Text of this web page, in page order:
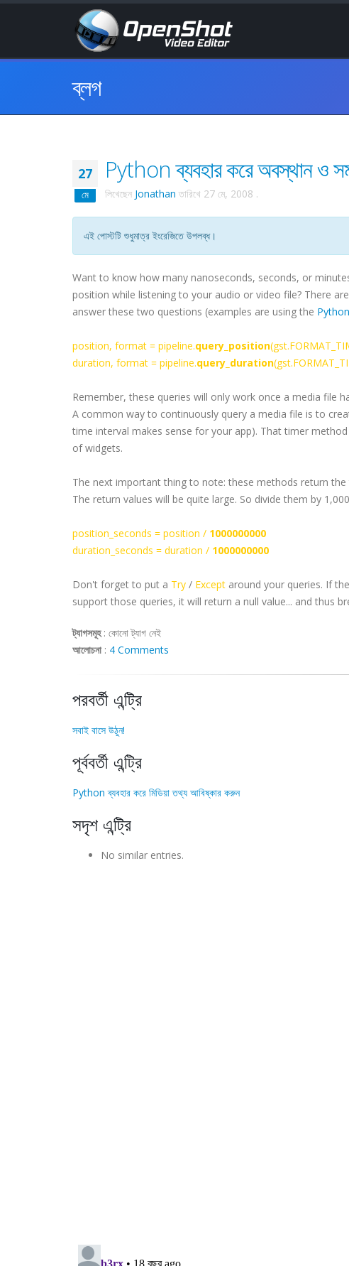
ব্লগ
27
মে
Python ব্যবহার করে অবস্থান ও
লিখেছেন Jonathan তারিখে 27 মে, 2008 .
এই পোস্টটি শুধুমাত্র ইংরেজিতে উপলব্ধ।
Want to know how many nanoseconds, seconds, or
position while listening to your audio or video file? There
answer these two questions (examples are using the Python
position, format = pipeline.query_position(gst
duration, format = pipeline.query_duration(gst
Remember, these queries will only work once a media file
A common way to continuously query a media file is to
time interval makes sense for your app). That timer
of widgets.
The next important thing to note: these methods return
The return values will be quite large. So divide them by
position_seconds = position / 1000000000
duration_seconds = duration / 1000000000
Don't forget to put a Try / Except around your queries. If
support those queries, it will return a null value... and thus
ট্যাগসমূহ: কোনো ট্যাগ নেই
আলোচনা: 4 Comments
পরবর্তী এন্ট্রি
সবাই বাসে উঠুন!
পূর্ববর্তী এন্ট্রি
Python ব্যবহার করে মিডিয়া তথ্য আবিষ্কার করুন
সদৃশ এন্ট্রি
No similar entries.